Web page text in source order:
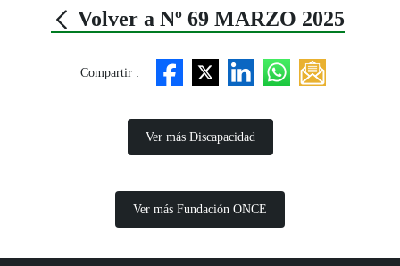
Volver a Nº 69 MARZO 2025
Compartir :
Ver más Discapacidad
Ver más Fundación ONCE